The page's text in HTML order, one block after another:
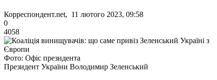
Корреспондент.net, 11 лютого 2023, 09:58
0
4058
Фото: Офіс президента
Президент України Володимир Зеленський